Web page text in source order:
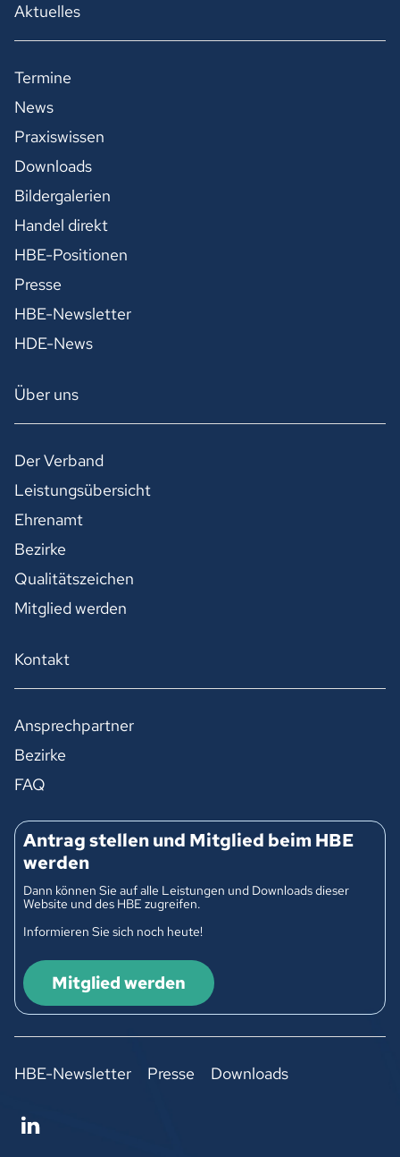
Aktuelles
Termine
News
Praxiswissen
Downloads
Bildergalerien
Handel direkt
HBE-Positionen
Presse
HBE-Newsletter
HDE-News
Über uns
Der Verband
Leistungsübersicht
Ehrenamt
Bezirke
Qualitätszeichen
Mitglied werden
Kontakt
Ansprechpartner
Bezirke
FAQ
Antrag stellen und Mitglied beim HBE
werden
Dann können Sie auf alle Leistungen und Downloads dieser
Website und des HBE zugreifen.
Informieren Sie sich noch heute!
Mitglied werden
HBE-Newsletter Presse Downloads